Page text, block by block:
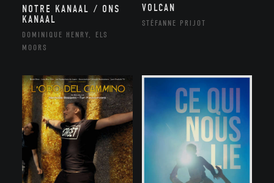
NOTRE KANAAL / ONS
KANAAL
DOMINIQUE HENRY, ELS
MOORS
VOLCAN
STÉFANNE PRIJOT